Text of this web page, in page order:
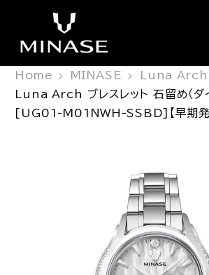
Home MINASE
Luna Arch
Luna Arch ブレスレット 石留め（ダ
[UG01-M01NWH-SSBD]【早期発